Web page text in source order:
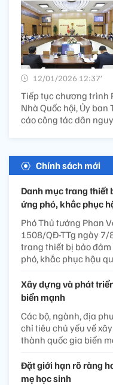
12/01/2026 12:37’
Tiếp tục chương trình
Nhà Quốc hội, Ủy ban
cáo công tác dân
Chính sách mới
Danh mục trang thiết
ứng phó, khắc phục
Phó Thủ tướng Phan
1508/QĐ-TTg ngày
trang thiết bị bảo
phó, khắc phục hậu
Xây dựng và phát
biển mạnh
Các bộ, ngành, địa
chỉ tiêu chủ yếu về
thành quốc gia biển
Đặt giới hạn rõ ràng
mẹ học sinh